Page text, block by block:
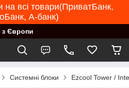
всі товари(ПриватБанк,
А-банк)
Європи
Системні блоки Ezcool Tower /